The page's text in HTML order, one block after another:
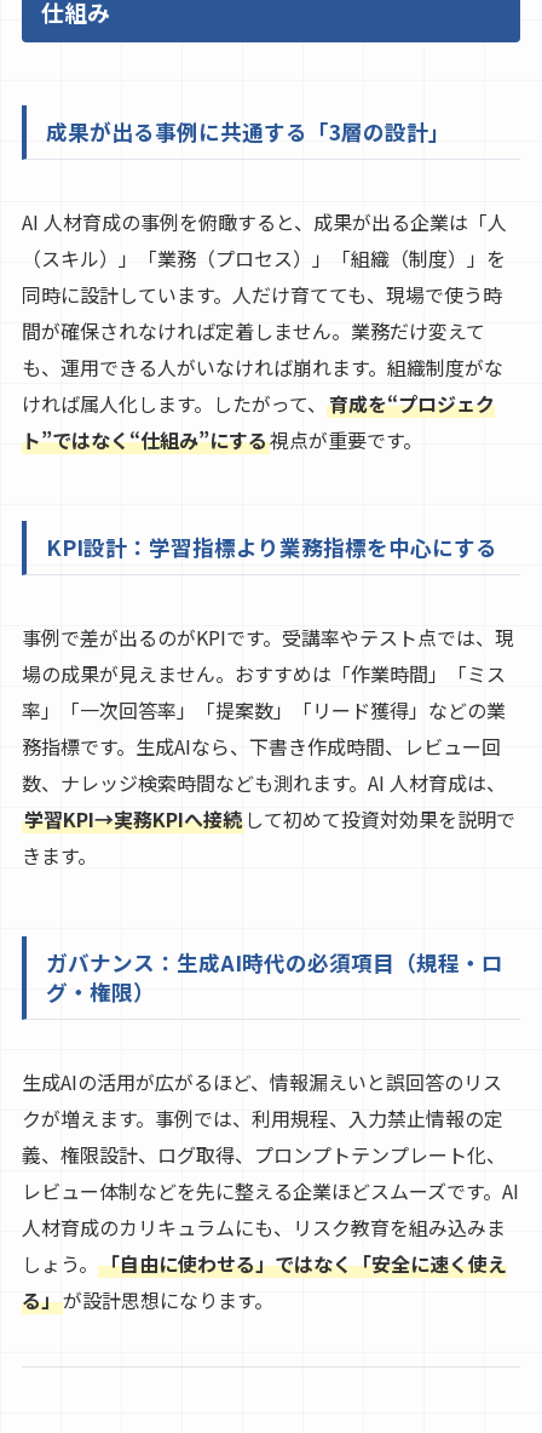
仕組み
成果が出る事例に共通する「3層の設計」
AI 人材育成の事例を俯瞰すると、成果が出る企業は「人
（スキル）」「業務（プロセス）」「組織（制度）」を
同時に設計しています。人だけ育てても、現場で使う時
間が確保されなければ定着しません。業務だけ変えて
も、運用できる人がいなければ崩れます。組織制度がな
ければ属人化します。したがって、 育成を“プロジェク
ト”ではなく“仕組み”にする視点が重要です。
KPI設計：学習指標より業務指標を中心にする
事例で差が出るのがKPIです。受講率やテスト点では、現
場の成果が見えません。おすすめは「作業時間」「ミス
率」「一次回答率」「提案数」「リード獲得」などの業
務指標です。生成AIなら、下書き作成時間、レビュー回
数、ナレッジ検索時間なども測れます。AI 人材育成は、
学習KPI→実務KPIへ接続して初めて投資対効果を説明で
きます。
ガバナンス：生成AI時代の必須項目（規程・ロ
グ・権限）
生成AIの活用が広がるほど、情報漏えいと誤回答のリス
クが増えます。事例では、利用規程、入力禁止情報の定
義、権限設計、ログ取得、プロンプトテンプレート化、
レビュー体制などを先に整える企業ほどスムーズです。AI
人材育成のカリキュラムにも、リスク教育を組み込みま
しょう。 「自由に使わせる」ではなく「安全に速く使え
る」が設計思想になります。